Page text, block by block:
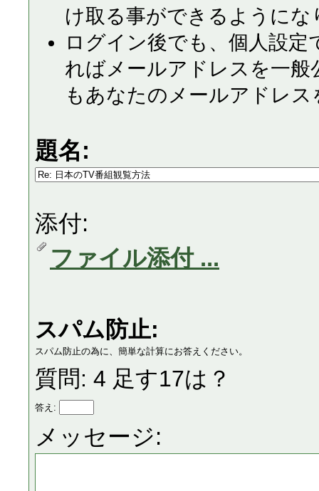
け取る事ができるようにな
ログイン後でも、個人設
ればメールアドレスを一
もあなたのメールアドレ
題名:
添付:
ファイル添付 ...
スパム防止:
スパム防止の為に、簡単な計算にお答えください。
質問: 4 足す17は？
答え:
メッセージ: